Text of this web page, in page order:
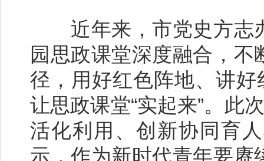
近年来，市党史方志
园思政课堂深度融合，
径，用好红色阵地、讲好
让思政课堂“实起来”。此
活化利用、创新协同育
示，作为新时代青年要赓